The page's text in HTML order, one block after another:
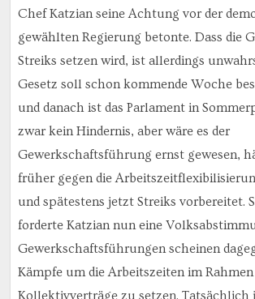
Chef Katzian seine Achtung vor der
gewählten Regierung betonte. Dass die
Streiks setzen wird, ist allerdings
Gesetz soll schon kommende Woche
und danach ist das Parlament in
zwar kein Hindernis, aber wäre es der
Gewerkschaftsführung ernst gewesen,
früher gegen die
und spätestens jetzt Streiks vorbereitet.
forderte Katzian nun eine
Gewerkschaftsführungen scheinen
Kämpfe um die Arbeitszeiten im Rahmen
Kollektivverträge zu setzen. Tatsächlich